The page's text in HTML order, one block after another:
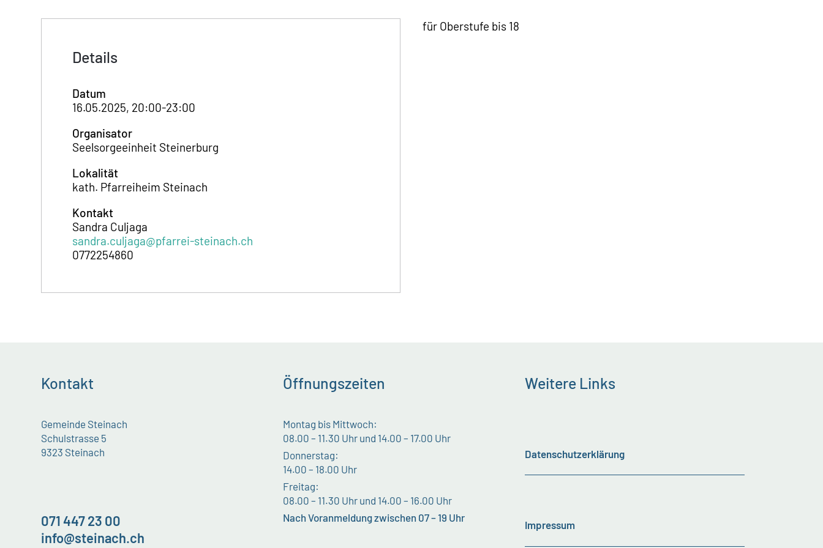
Details
Datum
16.05.2025, 20:00-23:00
Organisator
Seelsorgeeinheit Steinerburg
Lokalität
kath. Pfarreiheim Steinach
Kontakt
Sandra Culjaga
sandra.culjaga@pfarrei-steinach.ch
0772254860
für Oberstufe bis 18
Kontakt
Gemeinde Steinach
Schulstrasse 5
9323 Steinach
071 447 23 00
info@steinach.ch
Öffnungszeiten
Montag bis Mittwoch:
08.00 – 11.30 Uhr und 14.00 – 17.00 Uhr
Donnerstag:
14.00 – 18.00 Uhr
Freitag:
08.00 – 11.30 Uhr und 14.00 – 16.00 Uhr
Nach Voranmeldung zwischen 07 – 19 Uhr
Weitere Links
Datenschutzerklärung
Impressum